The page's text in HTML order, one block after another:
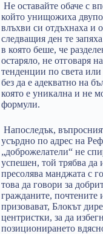
Не оставайте обаче с
който унищожиха
влъхви си отдъхнаха и
следващия ден те
в която беше, че
остаряло, не отговаря
тенденции по света
без да е адекватно на
която е уникална и не
формули.
Напоследък,
усърдно по адрес на
„доброжелатели“ не
успешен, той трябва да
пресолява манджата с
това да говори за
гражданите, почтените
призовават, Блокът
центристки, за да
позиционирането